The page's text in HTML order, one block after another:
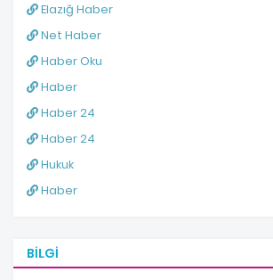
Elazığ Haber
Net Haber
Haber Oku
Haber
Haber 24
Haber 24
Hukuk
Haber
BILGI